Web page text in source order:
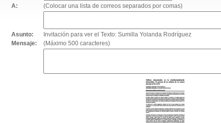
A: (Colocar una lista de correos separados por comas)
Asunto:
Invitación para ver el Texto: Sumilla Yolanda Rodríguez
Mensaje:
(Máximo 500 caracteres)